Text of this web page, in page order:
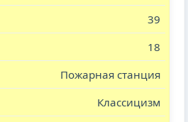
39
18
Пожарная станция
Классицизм